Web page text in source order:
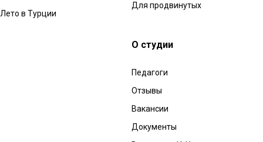
Лето в Турции
Для продвинутых
О студии
Педагоги
Отзывы
Вакансии
Документы